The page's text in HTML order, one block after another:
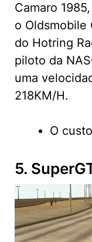
Camaro
o Oldsmobile
do Hotring
piloto da
uma
218KM/H.
O
5.